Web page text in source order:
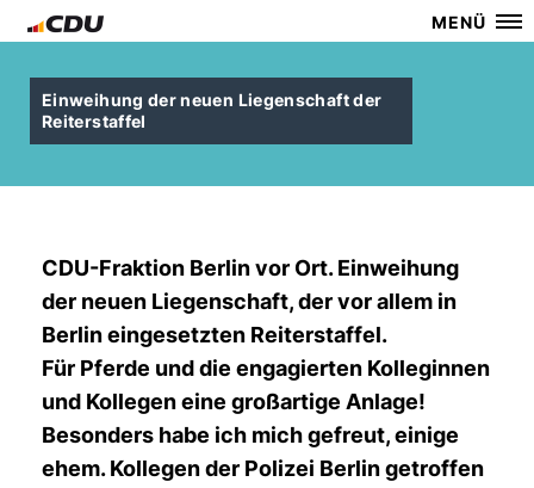
MENÜ
Einweihung der neuen Liegenschaft der
Reiterstaffel
CDU-Fraktion Berlin vor Ort. Einweihung
der neuen Liegenschaft, der vor allem in
Berlin eingesetzten Reiterstaffel.
Für Pferde und die engagierten Kolleginnen
und Kollegen eine großartige Anlage!
Besonders habe ich mich gefreut, einige
ehem. Kollegen der Polizei Berlin getroffen